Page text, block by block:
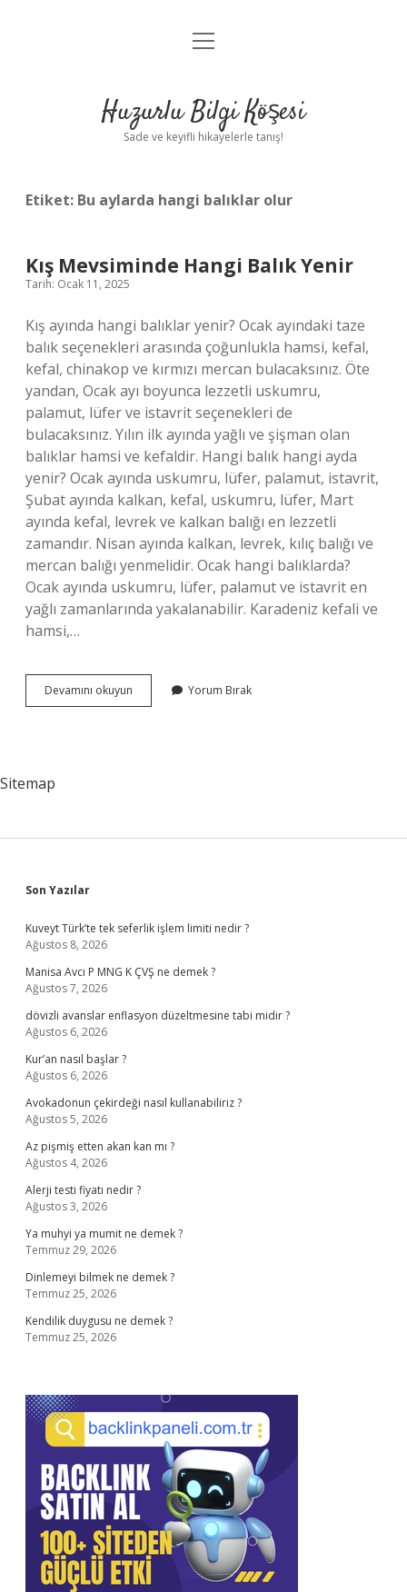
Anasayfa
Yasal Uyarı
menüyü
Huzurlu Bilgi Köşesi
Sade ve keyifli hikayelerle tanış!
Etiket: Bu aylarda hangi balıklar olur
Kış Mevsiminde Hangi Balık Yenir
Tarih: Ocak 11, 2025
Kış ayında hangi balıklar yenir? Ocak ayındaki taze
balık seçenekleri arasında çoğunlukla hamsi, kefal,
kefal, chinakop ve kırmızı mercan bulacaksınız. Öte
yandan, Ocak ayı boyunca lezzetli uskumru,
palamut, lüfer ve istavrit seçenekleri de
bulacaksınız. Yılın ilk ayında yağlı ve şişman olan
balıklar hamsi ve kefaldir. Hangi balık hangi ayda
yenir? Ocak ayında uskumru, lüfer, palamut, istavrit,
Şubat ayında kalkan, kefal, uskumru, lüfer, Mart
ayında kefal, levrek ve kalkan balığı en lezzetli
zamandır. Nisan ayında kalkan, levrek, kılıç balığı ve
mercan balığı yenmelidir. Ocak hangi balıklarda?
Ocak ayında uskumru, lüfer, palamut ve istavrit en
yağlı zamanlarında yakalanabilir. Karadeniz kefali ve
hamsi,…
Devamını okuyun
Mevsiminde
Yorum Bırak
Sitemap
Sidebar
Son Yazılar
Kuveyt Türk’te tek seferlik işlem limiti nedir ?
Ağustos 8, 2026
Manisa Avcı P MNG K ÇVŞ ne demek ?
Ağustos 7, 2026
dövizli avanslar enflasyon düzeltmesine tabi midir ?
Ağustos 6, 2026
Kur’an nasıl başlar ?
Ağustos 6, 2026
Avokadonun çekirdeği nasıl kullanabiliriz ?
Ağustos 5, 2026
Az pişmiş etten akan kan mı ?
Ağustos 4, 2026
Alerji testi fiyatı nedir ?
Ağustos 3, 2026
Ya muhyi ya mumit ne demek ?
Temmuz 29, 2026
Dinlemeyi bilmek ne demek ?
Temmuz 25, 2026
Kendilik duygusu ne demek ?
Temmuz 25, 2026